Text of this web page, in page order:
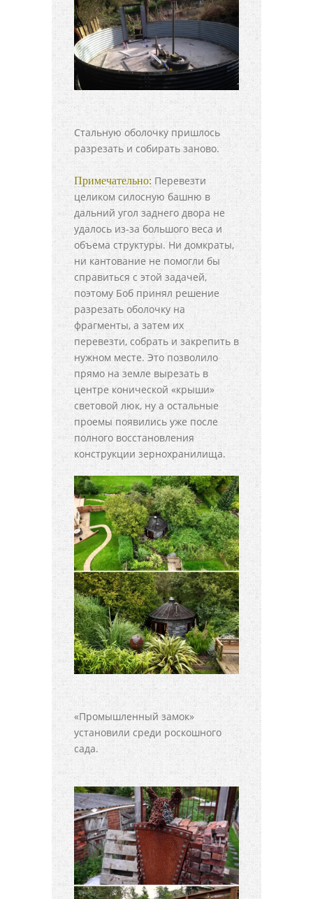
Стальную оболочку пришлось
разрезать и собирать заново.
Примечательно: Перевезти
целиком силосную башню в
дальний угол заднего двора не
удалось из-за большого веса и
объема структуры. Ни домкраты,
ни кантование не помогли бы
справиться с этой задачей,
поэтому Боб принял решение
разрезать оболочку на
фрагменты, а затем их
перевезти, собрать и закрепить в
нужном месте. Это позволило
прямо на земле вырезать в
центре конической «крыши»
световой люк, ну а остальные
проемы появились уже после
полного восстановления
конструкции зернохранилища.
«Промышленный замок»
установили среди роскошного
сада.